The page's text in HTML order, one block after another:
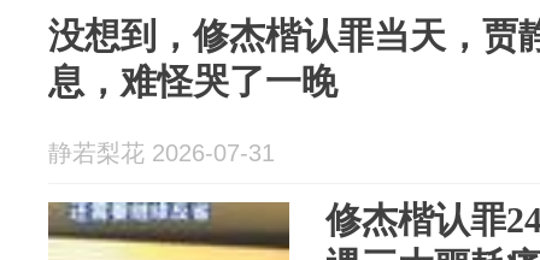
没想到，修杰楷认罪当天，贾
息，难怪哭了一晚
静若梨花 2026-07-31
修杰楷认罪